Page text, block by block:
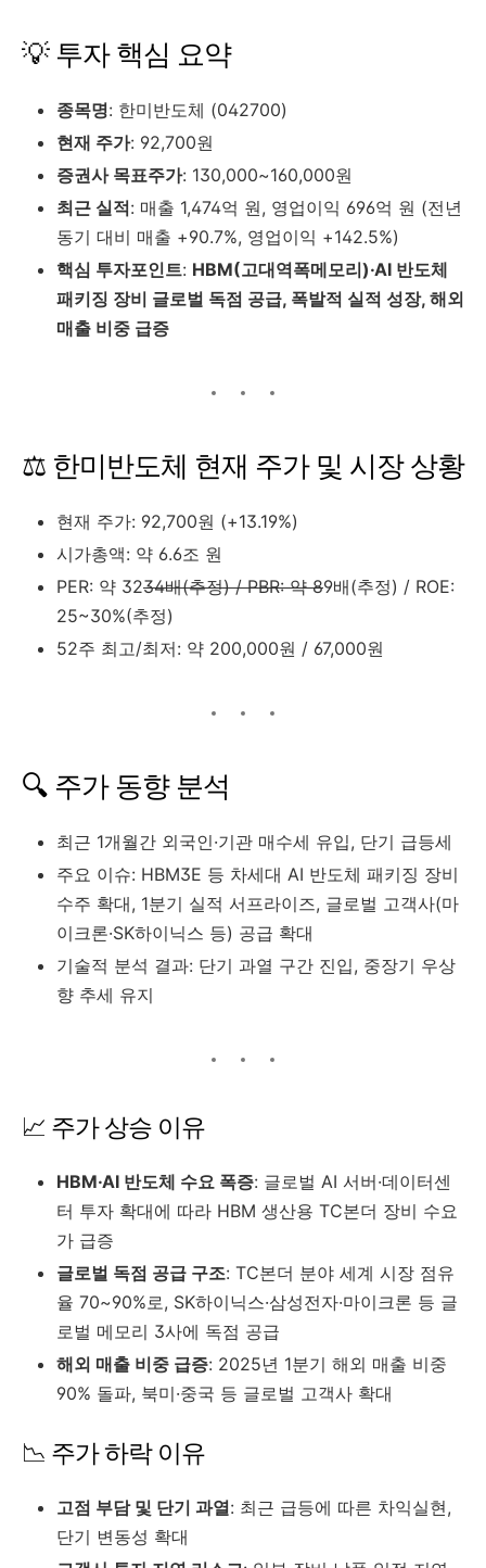
💡 투자 핵심 요약
종목명: 한미반도체 (042700)
현재 주가: 92,700원
증권사 목표주가: 130,000~160,000원
최근 실적: 매출 1,474억 원, 영업이익 696억 원 (전년
동기 대비 매출 +90.7%, 영업이익 +142.5%)
핵심 투자포인트: HBM(고대역폭메모리)·AI 반도체
패키징 장비 글로벌 독점 공급, 폭발적 실적 성장, 해외
매출 비중 급증
⚖️ 한미반도체 현재 주가 및 시장 상황
현재 주가: 92,700원 (+13.19%)
시가총액: 약 6.6조 원
PER: 약 3234배(추정) / PBR: 약 89배(추정) / ROE:
25~30%(추정)
52주 최고/최저: 약 200,000원 / 67,000원
🔍 주가 동향 분석
최근 1개월간 외국인·기관 매수세 유입, 단기 급등세
주요 이슈: HBM3E 등 차세대 AI 반도체 패키징 장비
수주 확대, 1분기 실적 서프라이즈, 글로벌 고객사(마
이크론·SK하이닉스 등) 공급 확대
기술적 분석 결과: 단기 과열 구간 진입, 중장기 우상
향 추세 유지
📈 주가 상승 이유
HBM·AI 반도체 수요 폭증: 글로벌 AI 서버·데이터센
터 투자 확대에 따라 HBM 생산용 TC본더 장비 수요
가 급증
글로벌 독점 공급 구조: TC본더 분야 세계 시장 점유
율 70~90%로, SK하이닉스·삼성전자·마이크론 등 글
로벌 메모리 3사에 독점 공급
해외 매출 비중 급증: 2025년 1분기 해외 매출 비중
90% 돌파, 북미·중국 등 글로벌 고객사 확대
📉 주가 하락 이유
고점 부담 및 단기 과열: 최근 급등에 따른 차익실현,
단기 변동성 확대